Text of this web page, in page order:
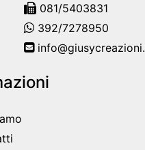
081/5403831
392/7278950